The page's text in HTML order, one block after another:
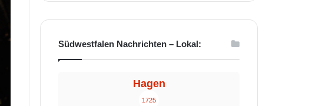
Südwestfalen Nachrichten – Lokal:
Hagen
1725